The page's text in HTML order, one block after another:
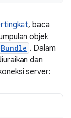
, baca
objek
Bundle . Dalam
dan
server: